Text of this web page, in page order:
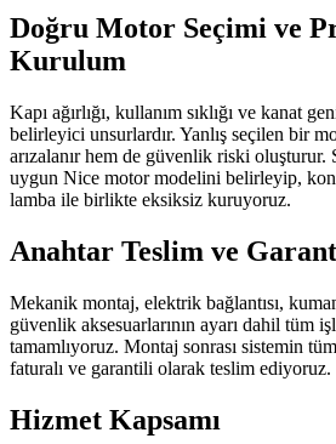
Doğru Motor Seçimi ve
Kurulum
Kapı ağırlığı, kullanım sıklığı ve kanat
belirleyici unsurlardır. Yanlış seçilen bir
arızalanır hem de güvenlik riski oluşturur.
uygun Nice motor modelini belirleyip,
lamba ile birlikte eksiksiz kuruyoruz.
Anahtar Teslim ve
Mekanik montaj, elektrik bağlantısı,
güvenlik aksesuarlarının ayarı dahil tüm
tamamlıyoruz. Montaj sonrası sistemin
faturalı ve garantili olarak teslim ediyoruz.
Hizmet Kapsamı